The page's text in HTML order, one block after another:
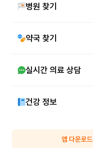
병원 찾기
약국 찾기
실시간 의료 상담
건강 정보
앱 다운로드